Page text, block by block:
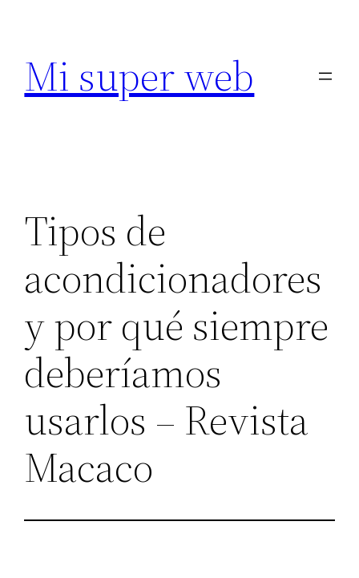
contenido
Mi super web
Tipos de
acondicionadores
y por qué siempre
deberíamos
usarlos – Revista
Macaco